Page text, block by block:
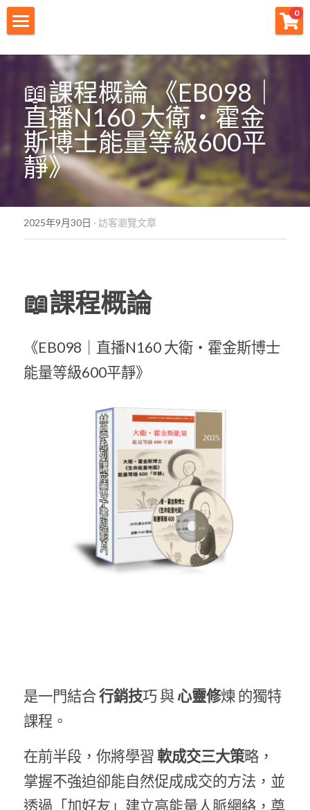
0
財神宗旨
創業痛點
團隊資源
註冊會員
免費下載
最新消息
POWERED BY
📖課程概論 《EB098｜
直播N160 大衛・霍金
斯博士能量等級600平
靜》
2025年9月30日 · 訪客瀏覽文章
📖課程概論
《EB098｜直播N160 大衛・霍金斯博士
能量等級600平靜》
是一門結合 行銷技巧 與 心靈修煉 的獨特
課程。
在前半段，你將學習 軟成交三大策略，
掌握不強迫卻能自然促成成交的方法，並
透過「加好友」建立高能量人脈網絡，奠
×
所有商品分類